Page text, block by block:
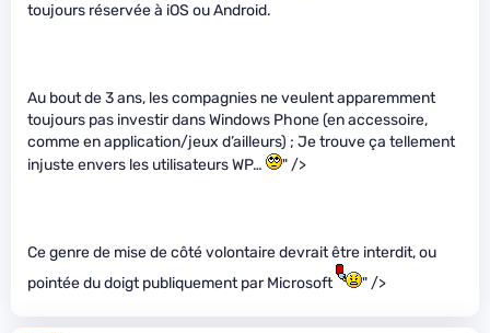
toujours réservée à iOS ou Android.
Au bout de 3 ans, les compagnies ne veulent apparemment
toujours pas investir dans Windows Phone (en accessoire,
comme en application/jeux d’ailleurs) ; Je trouve ça tellement
injuste envers les utilisateurs WP…
" />
Ce genre de mise de côté volontaire devrait être interdit, ou
pointée du doigt publiquement par Microsoft
" />